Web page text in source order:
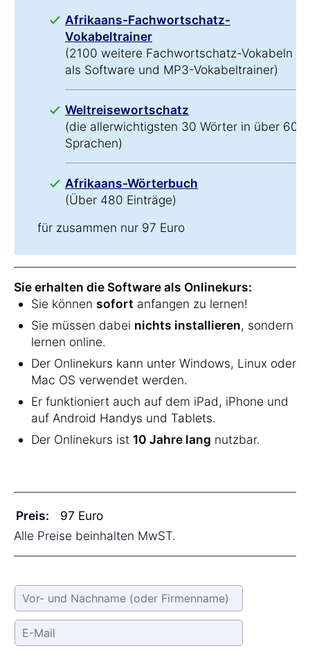
Afrikaans-Fachwortschatz-
Vokabeltrainer
(2100 weitere Fachwortschatz-Vokabeln
als Software und MP3-Vokabeltrainer)
Weltreisewortschatz
(die allerwichtigsten 30 Wörter in über 60
Sprachen)
Afrikaans-Wörterbuch
(Über 480 Einträge)
für zusammen nur 97 Euro
Sie erhalten die Software als Onlinekurs:
Sie können sofort anfangen zu lernen!
Sie müssen dabei nichts installieren, sondern
lernen online.
Der Onlinekurs kann unter Windows, Linux oder
Mac OS verwendet werden.
Er funktioniert auch auf dem iPad, iPhone und
auf Android Handys und Tablets.
Der Onlinekurs ist 10 Jahre lang nutzbar.
Preis:
Alle Preise beinhalten MwST.